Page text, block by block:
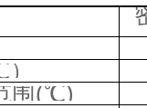
）
围(℃)